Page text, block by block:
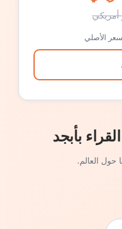
أمريكي
بأبجد
حول العالم.